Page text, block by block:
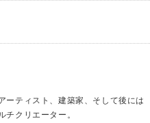
ーティスト、建築家、そして後には
チクリエーター。